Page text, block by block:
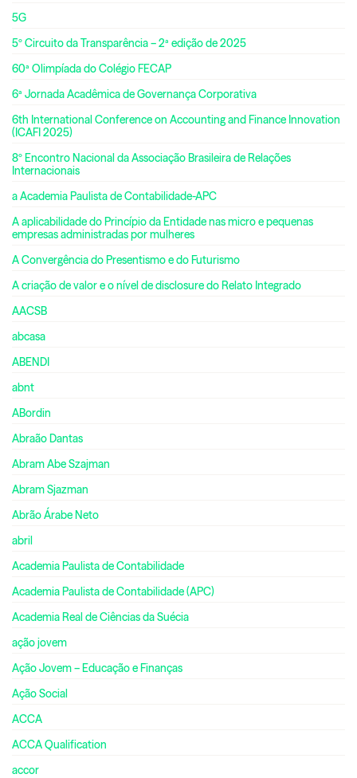
5G
5º Circuito da Transparência – 2ª edição de 2025
60ª Olimpíada do Colégio FECAP
6ª Jornada Acadêmica de Governança Corporativa
6th International Conference on Accounting and Finance Innovation
(ICAFI 2025)
8º Encontro Nacional da Associação Brasileira de Relações
Internacionais
a Academia Paulista de Contabilidade-APC
A aplicabilidade do Princípio da Entidade nas micro e pequenas
empresas administradas por mulheres
A Convergência do Presentismo e do Futurismo
A criação de valor e o nível de disclosure do Relato Integrado
AACSB
abcasa
ABENDI
abnt
ABordin
Abraão Dantas
Abram Abe Szajman
Abram Sjazman
Abrão Árabe Neto
abril
Academia Paulista de Contabilidade
Academia Paulista de Contabilidade (APC)
Academia Real de Ciências da Suécia
ação jovem
Ação Jovem – Educação e Finanças
Ação Social
ACCA
ACCA Qualification
accor